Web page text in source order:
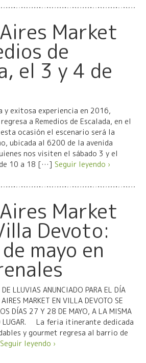
Market
de
el 3 y 4 de
y exitosa experiencia en 2016,
a Remedios de Escalada, en el
ocasión el escenario será la
ubicada al 6200 de la avenida
nos visiten el sábado 3 y el
10 a 18 […] Seguir leyendo ›
Market
Devoto:
mayo en
LLUVIAS ANUNCIADO PARA EL DÍA
MARKET EN VILLA DEVOTO SE
DÍAS 27 Y 28 DE MAYO, A LA MISMA
LUGAR. La feria itinerante dedicada
y gourmet regresa al barrio de
Seguir leyendo ›